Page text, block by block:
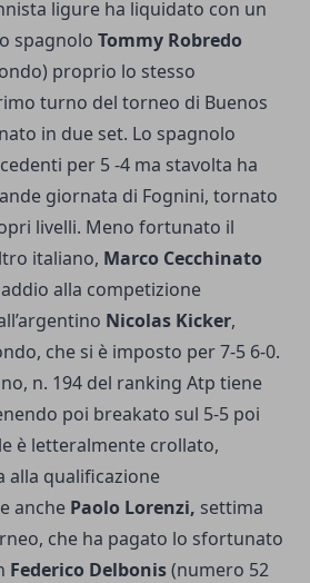
ligure ha liquidato con un
spagnolo Tommy Robredo
proprio lo stesso
turno del torneo di Buenos
in due set. Lo spagnolo
per 5 -4 ma stavolta ha
giornata di Fognini, tornato
livelli. Meno fortunato il
italiano, Marco Cecchinato
alla competizione
Nicolas Kicker,
che si è imposto per 7-5 6-0.
n. 194 del ranking Atp tiene
poi breakato sul 5-5 poi
è letteralmente crollato,
alla qualificazione
anche Paolo Lorenzi, settima
che ha pagato lo sfortunato
Federico Delbonis(numero 52